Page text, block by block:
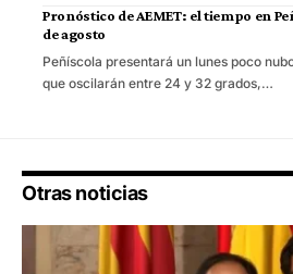
Pronóstico de AEMET: el tiempo en
de agosto
Peñíscola presentará un lunes poco
que oscilarán entre 24 y 32 grados,…
Otras noticias